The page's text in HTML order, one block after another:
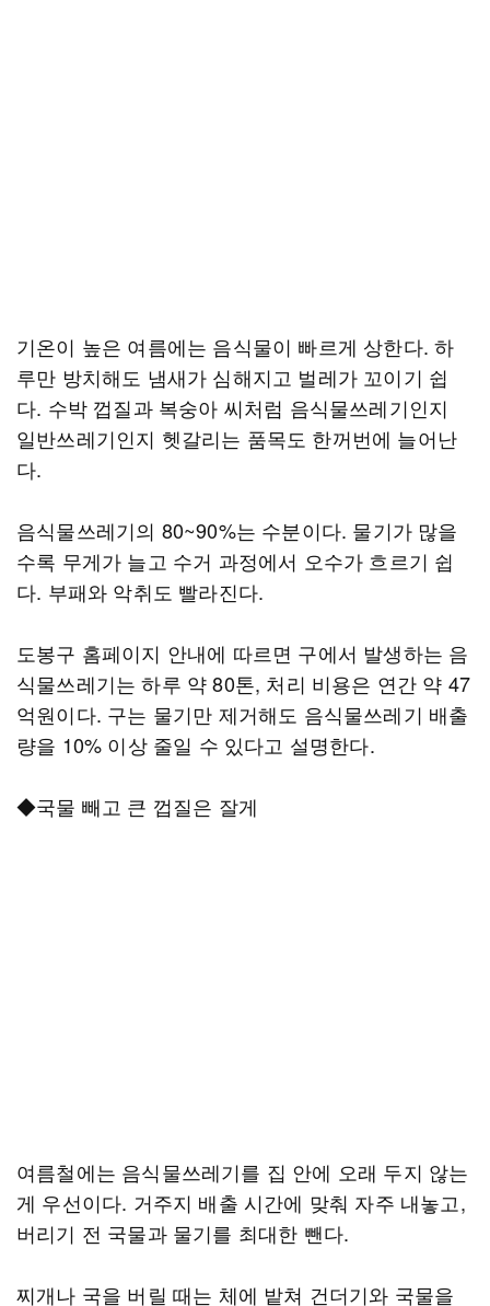
기온이 높은 여름에는 음식물이 빠르게 상한다. 하
루만 방치해도 냄새가 심해지고 벌레가 꼬이기 쉽
다. 수박 껍질과 복숭아 씨처럼 음식물쓰레기인지
일반쓰레기인지 헷갈리는 품목도 한꺼번에 늘어난
다.
음식물쓰레기의 80~90%는 수분이다. 물기가 많을
수록 무게가 늘고 수거 과정에서 오수가 흐르기 쉽
다. 부패와 악취도 빨라진다.
도봉구 홈페이지 안내에 따르면 구에서 발생하는 음
식물쓰레기는 하루 약 80톤, 처리 비용은 연간 약 47
억원이다. 구는 물기만 제거해도 음식물쓰레기 배출
량을 10% 이상 줄일 수 있다고 설명한다.
◆국물 빼고 큰 껍질은 잘게
여름철에는 음식물쓰레기를 집 안에 오래 두지 않는
게 우선이다. 거주지 배출 시간에 맞춰 자주 내놓고,
버리기 전 국물과 물기를 최대한 뺀다.
찌개나 국을 버릴 때는 체에 밭쳐 건더기와 국물을